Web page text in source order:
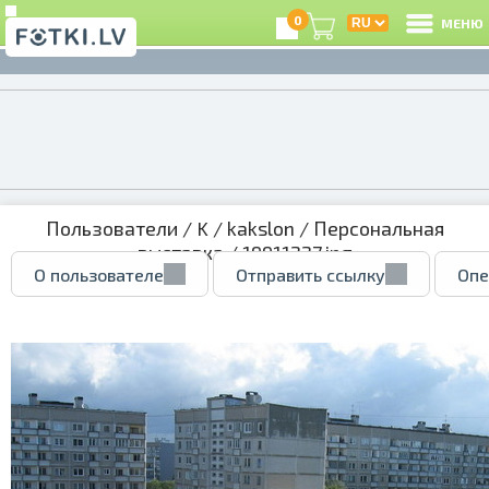
0 МЕНЮ
Пользователи / K / kakslon / Персональная
выставка/ 19911227.jpg
О пользователе Отправить ссылку